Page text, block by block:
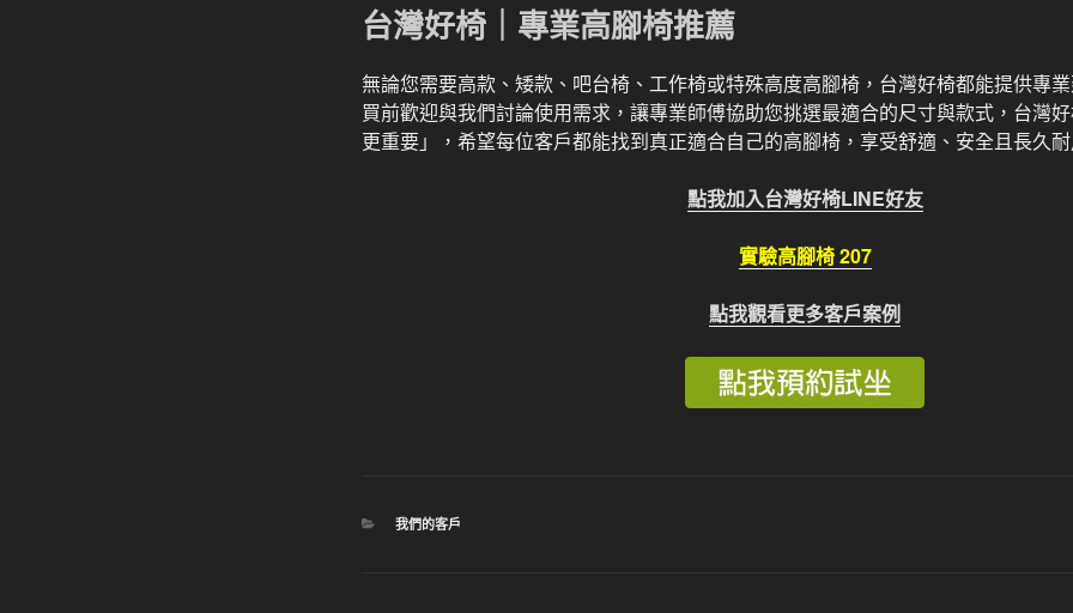
台灣好椅｜專業高腳椅推薦
無論您需要高款、矮款、吧台椅、工作椅或特殊高度高腳椅，台灣好椅都能提供專
買前歡迎與我們討論使用需求，讓專業師傅協助您挑選最適合的尺寸與款式，台灣
更重要」，希望每位客戶都能找到真正適合自己的高腳椅，享受舒適、安全且長久
點我加入台灣好椅LINE好友
實驗高腳椅 207
點我觀看更多客戶案例
分
我們的客戶